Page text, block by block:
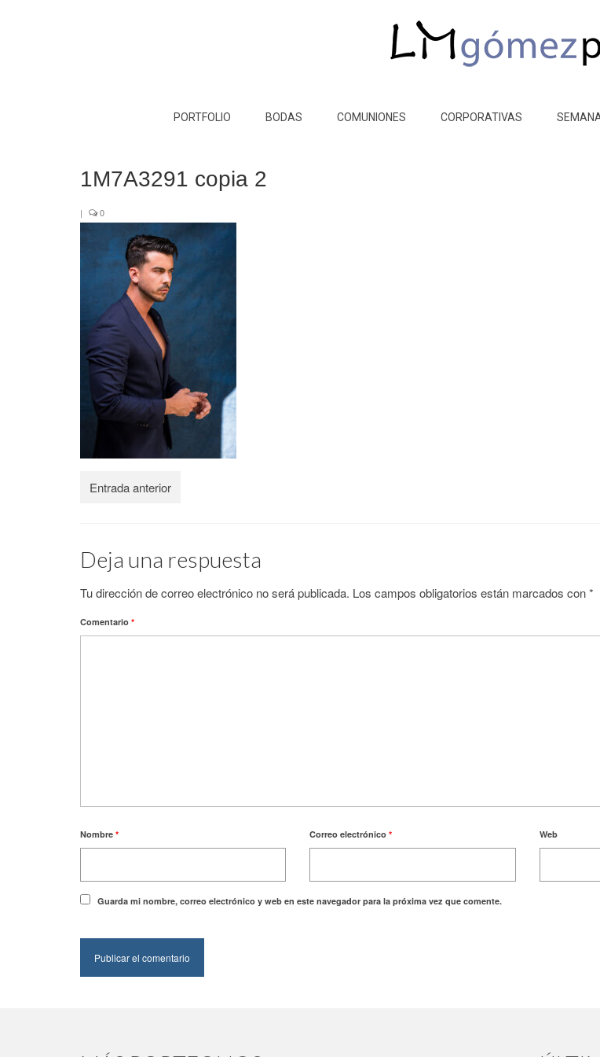
PORTFOLIO BODAS COMUNIONES CORPORATIVAS
1M7A3291 copia 2
| 0
Entrada anterior
Deja una respuesta
Tu dirección de correo electrónico no será publicada. Los campos obligatorios están marcados con*
Comentario *
Nombre * Correo electrónico* Web
Guarda mi nombre, correo electrónico y web en este navegador para la próxima vez que comente.